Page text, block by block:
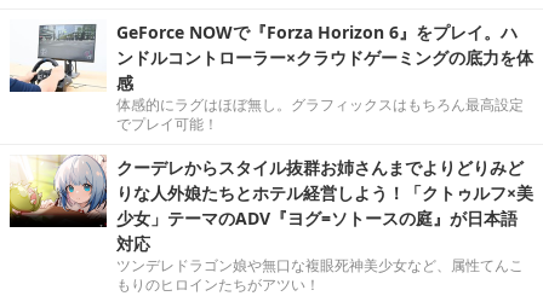
GeForce NOWで『Forza Horizon 6』をプレイ。ハ
ンドルコントローラー×クラウドゲーミングの底力を体
感
体感的にラグはほぼ無し。グラフィックスはもちろん最高設定
でプレイ可能！
クーデレからスタイル抜群お姉さんまでよりどりみど
りな人外娘たちとホテル経営しよう！「クトゥルフ×美
少女」テーマのADV『ヨグ=ソトースの庭』が日本語
対応
ツンデレドラゴン娘や無口な複眼死神美少女など、属性てんこ
もりのヒロインたちがアツい！